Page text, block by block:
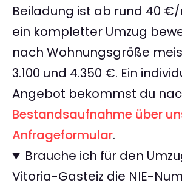
Beiladung ist ab rund 40
ein kompletter Umzug
nach Wohnungsgröße
3.100 und 4.350 €. Ein
Angebot bekommst du
Bestandsaufnahme über
Anfrageformular.
Brauche ich für den
Vitoria-Gasteiz die NIE-